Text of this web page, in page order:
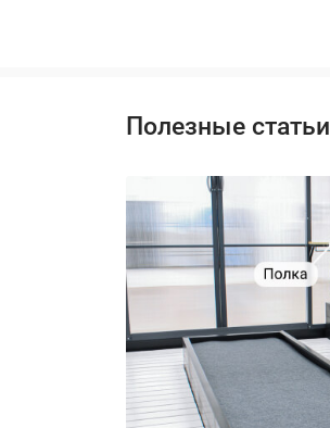
Полезные статьи